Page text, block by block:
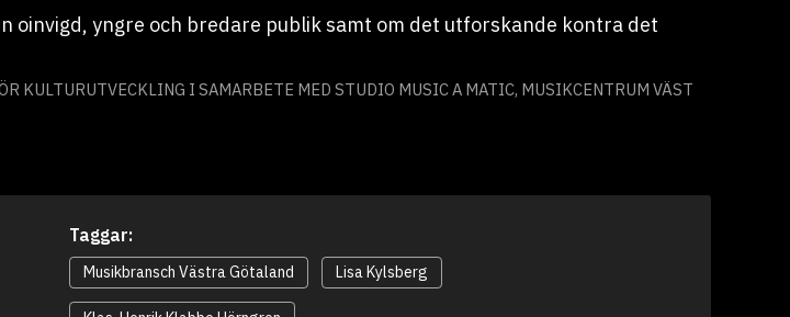
oinvigd, yngre och bredare publik samt om det utforskande kontra det
KULTURUTVECKLING I SAMARBETE MED STUDIO MUSIC A MATIC, MUSIKCENTRUM VÄST
Taggar:
Musikbransch Västra Götaland Lisa Kylsberg